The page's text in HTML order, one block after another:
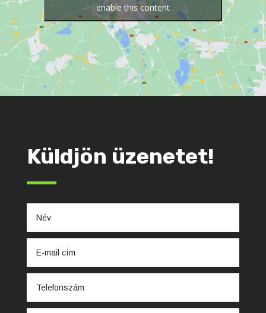
enable this content
Küldjön üzenetet!